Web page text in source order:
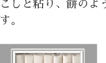
こしと粘り、餅のよ
す。